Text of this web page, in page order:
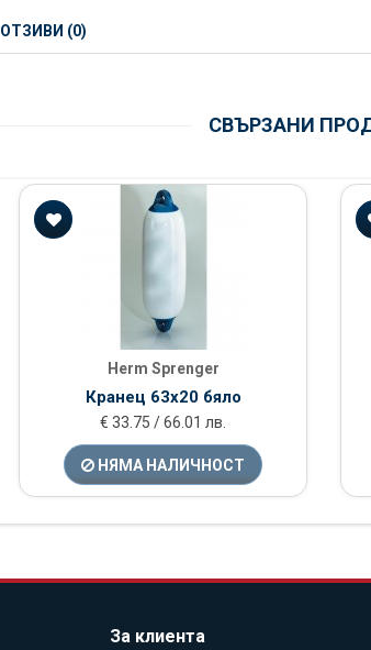
ОТЗИВИ (0)
СВЪРЗАНИ
Herm Sprenger
Кранец 63х20 бяло
€ 33.75 / 66.01 лв.
НЯМА НАЛИЧНОСТ
За клиента